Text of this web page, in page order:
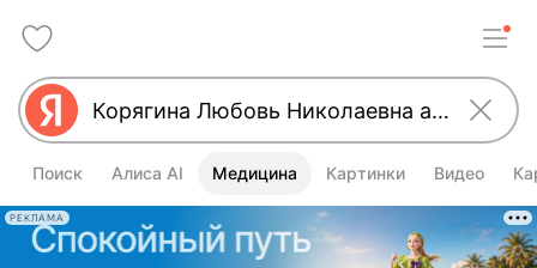
Поиск Алиса AI Медицина Картинки Видео
РЕКЛАМА